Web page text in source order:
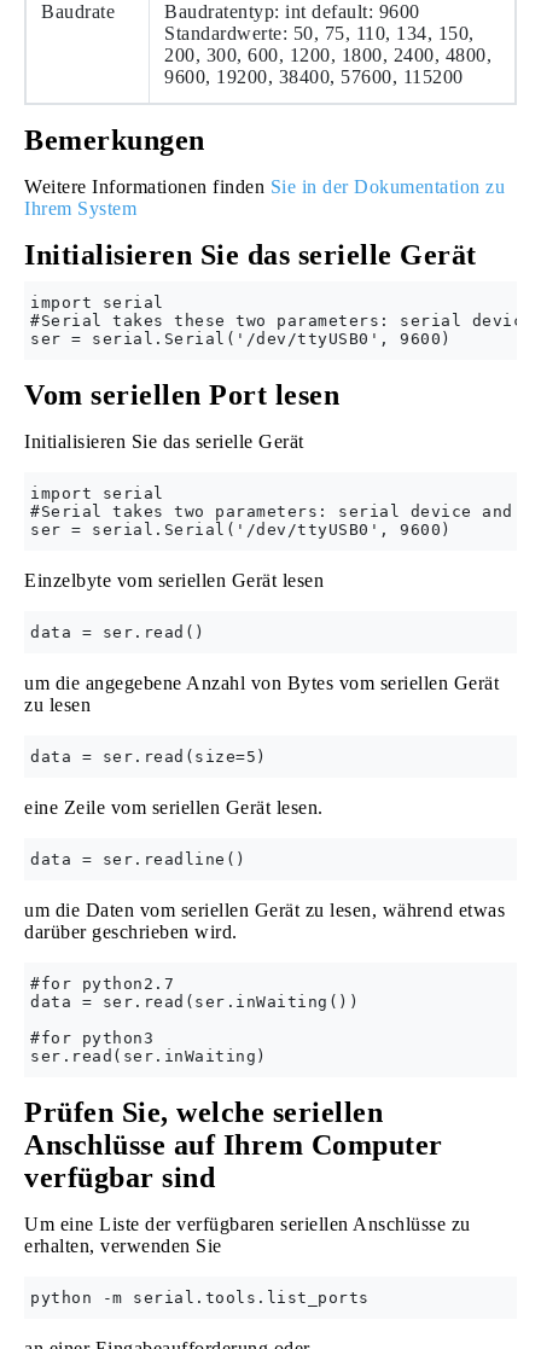
Baudrate
Baudratentyp: int default: 9600
Standardwerte: 50, 75, 110, 134, 150,
200, 300, 600, 1200, 1800, 2400, 4800,
9600, 19200, 38400, 57600, 115200
Bemerkungen
Weitere Informationen finden Sie in der Dokumentation zu
Ihrem System
Initialisieren Sie das serielle Gerät
import serial
#Serial takes these two parameters: serial device
Vom seriellen Port lesen
Initialisieren Sie das serielle Gerät
import serial
#Serial takes two parameters: serial device and
Einzelbyte vom seriellen Gerät lesen
um die angegebene Anzahl von Bytes vom seriellen Gerät
zu lesen
eine Zeile vom seriellen Gerät lesen.
um die Daten vom seriellen Gerät zu lesen, während etwas
darüber geschrieben wird.
#for python2.7
data = ser.read(ser.inWaiting())
#for python3
Prüfen Sie, welche seriellen
Anschlüsse auf Ihrem Computer
verfügbar sind
Um eine Liste der verfügbaren seriellen Anschlüsse zu
erhalten, verwenden Sie